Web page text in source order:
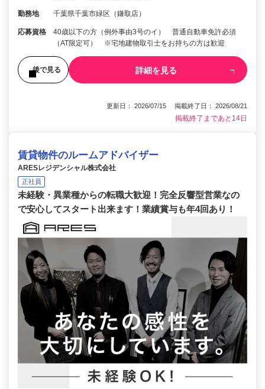
勤務地 千葉県千葉市緑区（鎌取店）
応募資格
40歳以下の方（例外事由3号のイ） 普通自動車免許必須
（AT限定可） ※宅地建物取引士をお持ちの方は歓迎
後で見る 詳細を見る
更新日： 2026/07/15 掲載終了日： 2026/08/21
掲載終了まであと14日
賃貸物件のルームアドバイザー
ARESレジデンシャル株式会社
正社員
未経験・異業種からの転職大歓迎！完全反響型営業なの
で安心してスタート出来ます！業績賞与も年4回あり！